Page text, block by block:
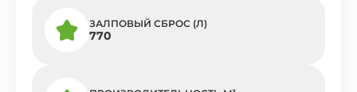
ЗАЛПОВЫЙ СБРОС (Л)
770